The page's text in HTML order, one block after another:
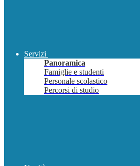
Servizi
Panoramica
Famiglie e studenti
Personale scolastico
Percorsi di studio